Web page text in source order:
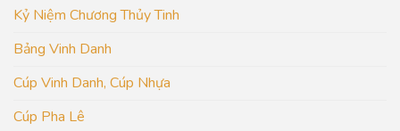
Kỷ Niệm Chương Thủy Tinh
Bảng Vinh Danh
Cúp Vinh Danh, Cúp Nhựa
Cúp Pha Lê